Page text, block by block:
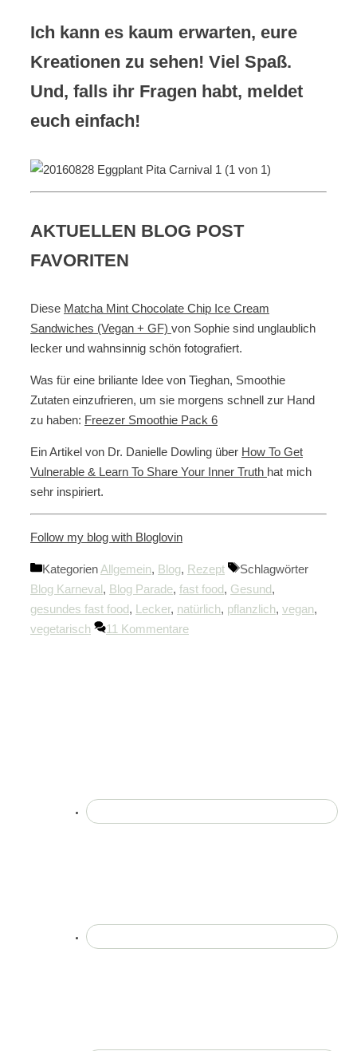
Ich kann es kaum erwarten, eure
Kreationen zu sehen! Viel Spaß.
Und, falls ihr Fragen habt, meldet
euch einfach!
AKTUELLEN BLOG POST
FAVORITEN
Diese Matcha Mint Chocolate Chip Ice Cream
Sandwiches (Vegan + GF) von Sophie sind unglaublich
lecker und wahnsinnig schön fotografiert.
Was für eine briliante Idee von Tieghan, Smoothie
Zutaten einzufrieren, um sie morgens schnell zur Hand
zu haben: Freezer Smoothie Pack 6
Ein Artikel von Dr. Danielle Dowling über How To Get
Vulnerable & Learn To Share Your Inner Truth hat mich
sehr inspiriert.
Follow my blog with Bloglovin
Kategorien Allgemein, Blog, Rezept
Schlagwörter
Blog Karneval, Blog Parade, fast food, Gesund,
gesundes fast food, Lecker, natürlich, pflanzlich, vegan,
vegetarisch
11 Kommentare